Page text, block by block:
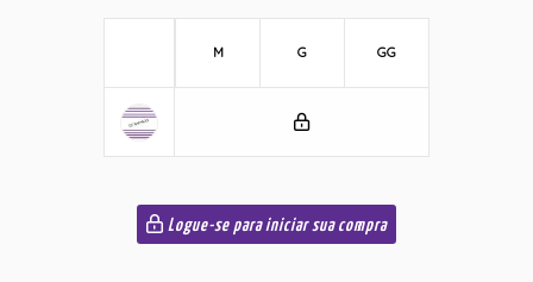
M G GG
Logue-se para iniciar sua compra